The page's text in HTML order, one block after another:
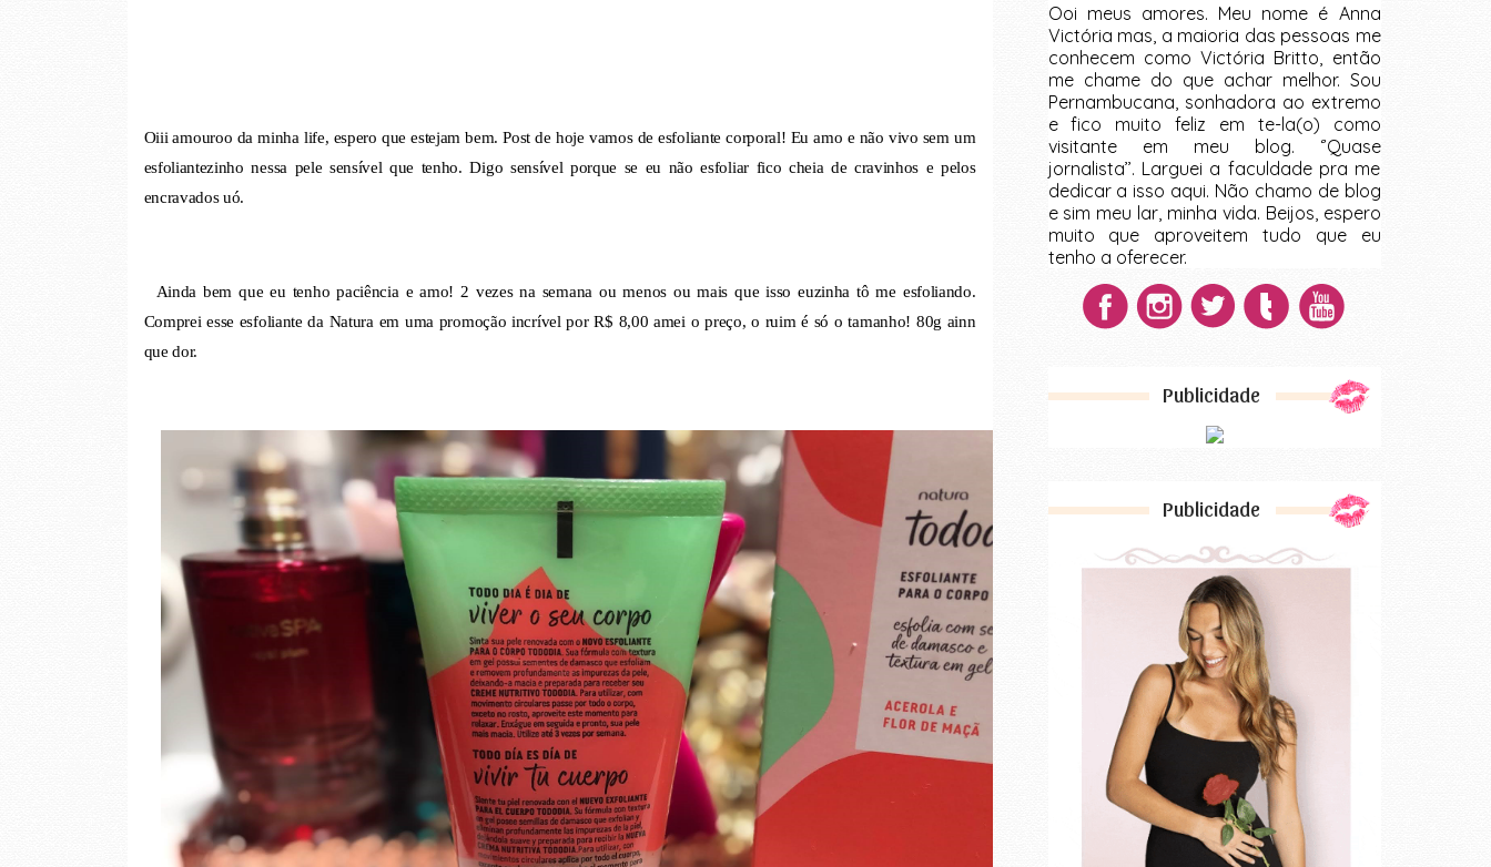
Oiii amouroo da minha life, espero que estejam bem. Post de hoje vamos de esfoliante corporal! Eu amo e não vivo sem um
esfoliantezinho nessa pele sensível que tenho. Digo sensível porque se eu não esfoliar fico cheia de cravinhos e pelos
encravados uó.
Ainda bem que eu tenho paciência e amo! 2 vezes na semana ou menos ou mais que isso euzinha tô me esfoliando.
Comprei esse esfoliante da Natura em uma promoção incrível por R$ 8,00 amei o preço, o ruim é só o tamanho! 80g ainn
que dor.
Ooi meus amores. Meu nome é Anna
Victória mas, a maioria das pessoas me
conhecem como Victória Britto, então
me chame do que achar melhor. Sou
Pernambucana, sonhadora ao extremo
e fico muito feliz em te-la(o) como
visitante em meu blog. ‘’Quase
jornalista’’. Larguei a faculdade pra me
dedicar a isso aqui. Não chamo de blog
e sim meu lar, minha vida. Beijos, espero
muito que aproveitem tudo que eu
tenho a oferecer.
Publicidade
Publicidade